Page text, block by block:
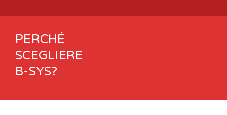
PERCHÉ
SCEGLIERE
B-SYS?